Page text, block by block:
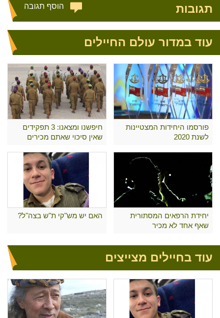
תגובות הוסף תגובה
עוד במדור עולם החיילים
פורסמו היחידות המצטיינות
לשנת 2020
חיפשנו ומצאנו: 3 תפקידים
שאין סיכוי שאתם מכירים
יחידת הרפאים המסתורית
שאף אחד לא מכיר
האם יש מש"קי ת"ש בצה"ל?
עוד בחיילים מצייצים